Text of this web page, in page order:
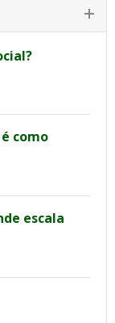
como
escala